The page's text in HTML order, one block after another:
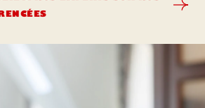
SÉRIE B TYPE HW
Modèles 55 tasses
de forte affluence. Idéale pour le petit